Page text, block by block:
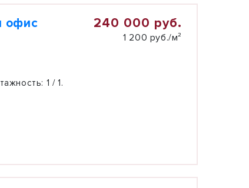
офис 240 000 руб.
1 200 руб./м²
1 / 1.